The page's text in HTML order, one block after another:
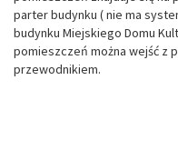
parter budynku ( nie ma
budynku Miejskiego Domu
pomieszczeń można wejść z
przewodnikiem.